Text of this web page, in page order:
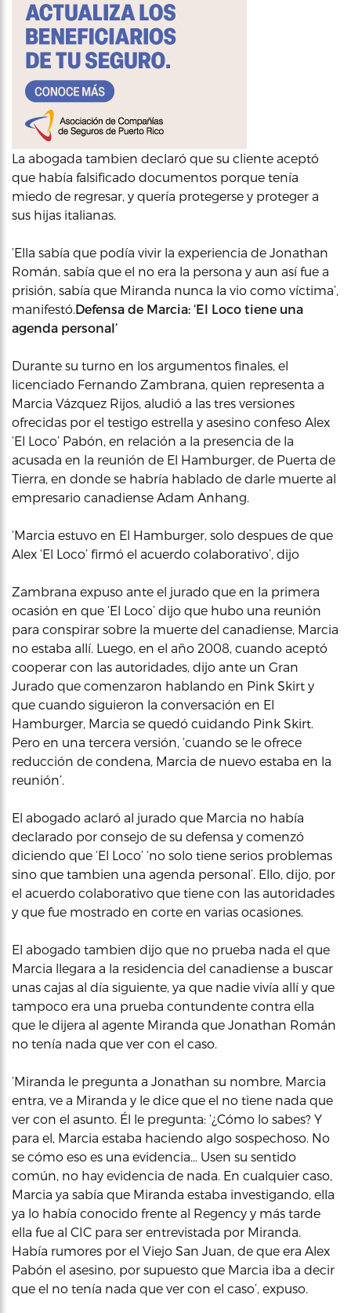
La abogada tambien declaró que su cliente aceptó
que había falsificado documentos porque tenía
miedo de regresar, y quería protegerse y proteger a
sus hijas italianas.
‘Ella sabía que podía vivir la experiencia de Jonathan
Román, sabía que el no era la persona y aun así fue a
prisión, sabía que Miranda nunca la vio como víctima’,
manifestó.Defensa de Marcia: ‘El Loco tiene una
agenda personal’
Durante su turno en los argumentos finales, el
licenciado Fernando Zambrana, quien representa a
Marcia Vázquez Rijos, aludió a las tres versiones
ofrecidas por el testigo estrella y asesino confeso Alex
‘El Loco’ Pabón, en relación a la presencia de la
acusada en la reunión de El Hamburger, de Puerta de
Tierra, en donde se habría hablado de darle muerte al
empresario canadiense Adam Anhang.
‘Marcia estuvo en El Hamburger, solo despues de que
Alex ‘El Loco’ firmó el acuerdo colaborativo’, dijo
Zambrana expuso ante el jurado que en la primera
ocasión en que ‘El Loco’ dijo que hubo una reunión
para conspirar sobre la muerte del canadiense, Marcia
no estaba allí. Luego, en el año 2008, cuando aceptó
cooperar con las autoridades, dijo ante un Gran
Jurado que comenzaron hablando en Pink Skirt y
que cuando siguieron la conversación en El
Hamburger, Marcia se quedó cuidando Pink Skirt.
Pero en una tercera versión, ‘cuando se le ofrece
reducción de condena, Marcia de nuevo estaba en la
reunión’.
El abogado aclaró al jurado que Marcia no había
declarado por consejo de su defensa y comenzó
diciendo que ‘El Loco’ ‘no solo tiene serios problemas
sino que tambien una agenda personal’. Ello, dijo, por
el acuerdo colaborativo que tiene con las autoridades
y que fue mostrado en corte en varias ocasiones.
El abogado tambien dijo que no prueba nada el que
Marcia llegara a la residencia del canadiense a buscar
unas cajas al día siguiente, ya que nadie vivía allí y que
tampoco era una prueba contundente contra ella
que le dijera al agente Miranda que Jonathan Román
no tenía nada que ver con el caso.
‘Miranda le pregunta a Jonathan su nombre, Marcia
entra, ve a Miranda y le dice que el no tiene nada que
ver con el asunto. Él le pregunta: ‘¿Cómo lo sabes? Y
para el, Marcia estaba haciendo algo sospechoso. No
se cómo eso es una evidencia… Usen su sentido
común, no hay evidencia de nada. En cualquier caso,
Marcia ya sabía que Miranda estaba investigando, ella
ya lo había conocido frente al Regency y más tarde
ella fue al CIC para ser entrevistada por Miranda.
Había rumores por el Viejo San Juan, de que era Alex
Pabón el asesino, por supuesto que Marcia iba a decir
que el no tenía nada que ver con el caso’, expuso.